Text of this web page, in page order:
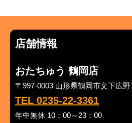
店舗情報
おたちゅう 鶴岡店
〒997-0003 山形県鶴岡市文下広野
TEL 0235-22-3361
年中無休 10：00～23：00